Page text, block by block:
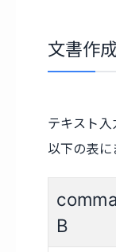
文書作
テキスト
以下の表に
B